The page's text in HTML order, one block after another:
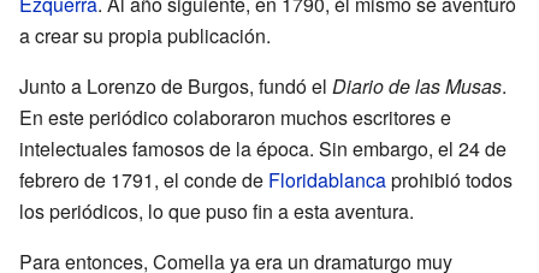
a crear su propia publicación.
Junto a Lorenzo de Burgos, fundó el Diario de las Musas.
En este periódico colaboraron muchos escritores e
intelectuales famosos de la época. Sin embargo, el 24 de
febrero de 1791, el conde de Floridablancaprohibió todos
los periódicos, lo que puso fin a esta aventura.
Para entonces, Comella ya era un dramaturgo muy